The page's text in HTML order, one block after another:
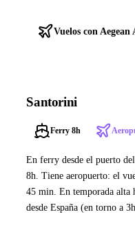
Vuelos con Aegean
Santorini
Ferry 8h
En ferry desde el puerto
8h. Tiene aeropuerto: el
45 min. En temporada alta
desde España (en torno a